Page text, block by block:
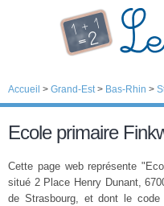
Accueil > Grand-Est> Bas-Rhin >
Ecole primaire
Cette page web représente
situé 2 Place Henry Dunant,
de Strasbourg, et dont le code